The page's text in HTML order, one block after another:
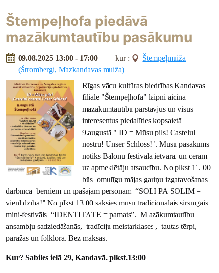
Štempeļhofa piedāvā
mazākumtautību pasākumu
09.08.2025 13:00 - 17:00 kur :
Štempeļmuiža
(Štrombergi, Mazkandavas muiža)
Rīgas vācu kultūras biedrības Kandavas
filiāle "Štempeļhofa" laipni aicina
mazākumtautību pārstāvjus un visus
interesentus piedalīties kopsaietā
9.augustā " ID = Mūsu pils! Castelul
nostru! Unser Schloss!". Mūsu pasākums
notiks Balonu festivāla ietvarā, un ceram
uz apmeklētāju atsaucību. No plkst 11. 00
būs omulīgu mājas gariņu izgatavošanas
darbnīca bērniem un īpašajām personām “SOLI PA SOLIM =
vienlīdzība!” No plkst 13.00 sāksies mūsu tradicionālais sirsnīgais
mini-festivāls “IDENTITĀTE = pamats”. M azākumtautību
ansambļu sadziedāšanās, tradīciju meistarklases , tautas tērpi,
paražas un folklora. Bez maksas.
Kur? Sabiles ielā 29, Kandavā. plkst.13:00